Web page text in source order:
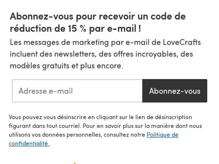
Abonnez-vous pour recevoir un code de
réduction de 15 % par e-mail !
Les messages de marketing par e-mail de LoveCrafts
incluent des newsletters, des offres incroyables, des
modèles gratuits et plus encore.
Abonnez-vous
Vous pouvez vous désinscrire en cliquant sur le lien de désinscription
figurant dans tout courriel. Pour en savoir plus sur la manière dont nous
utilisons vos données personnelles, consultez notre Politique de
confidentialité